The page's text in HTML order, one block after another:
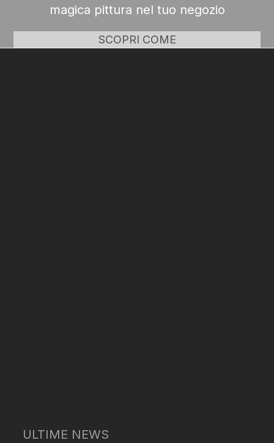
magica pittura nel tuo negozio
SCOPRI COME
ULTIME NEWS